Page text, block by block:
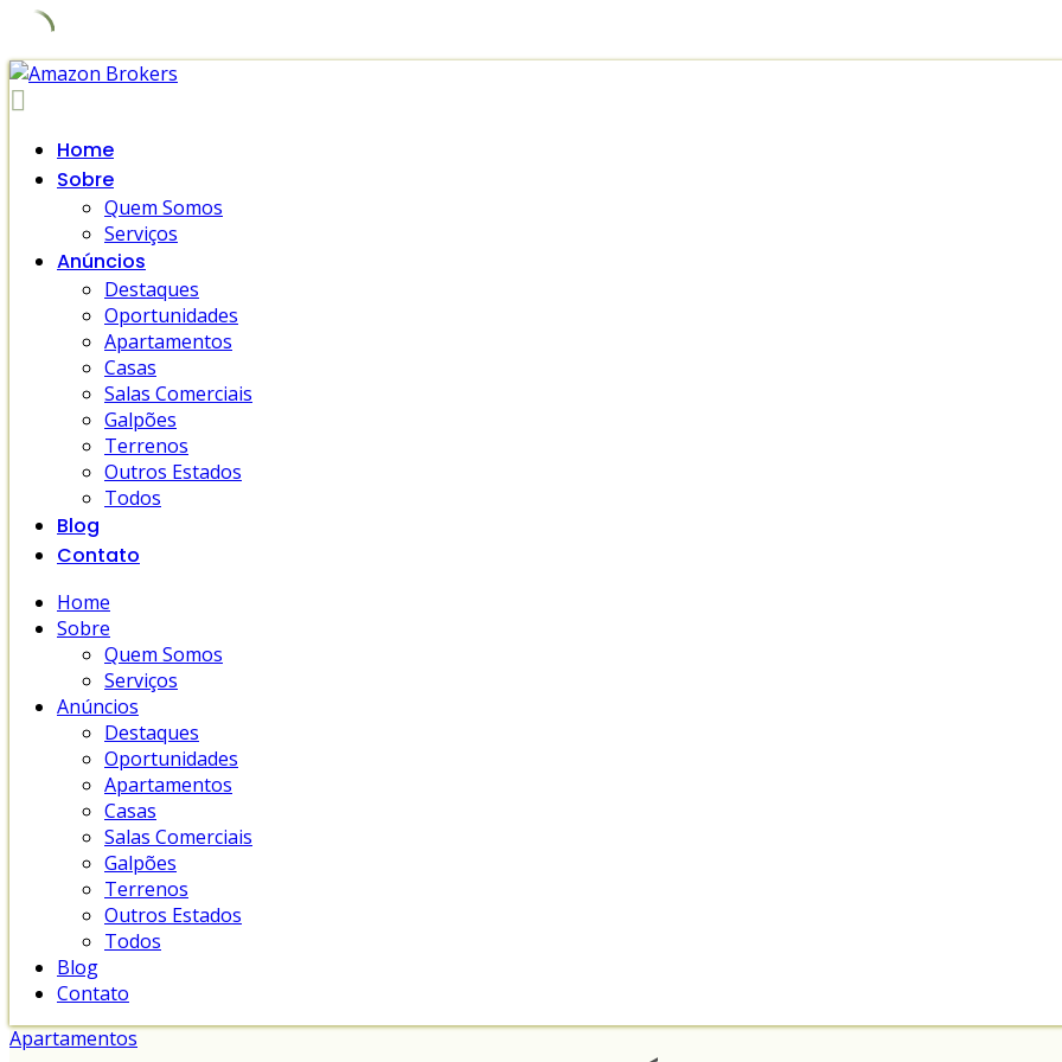
Skip
to
Home
Sobre
Quem Somos
Serviços
Anúncios
Destaques
Oportunidades
Apartamentos
Casas
Salas Comerciais
Galpões
Terrenos
Outros Estados
Todos
Blog
Contato
Home
Sobre
Quem Somos
Serviços
Anúncios
Destaques
Oportunidades
Apartamentos
Casas
Salas Comerciais
Galpões
Terrenos
Outros Estados
Todos
Blog
Contato
Apartamentos